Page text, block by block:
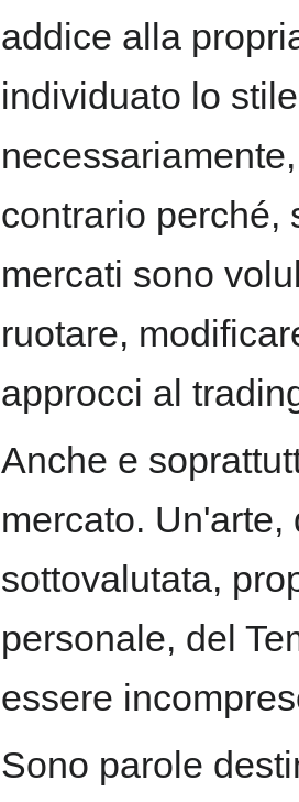
addice alla
individuato lo
contrario perché,
mercati sono
ruotare,
approcci al
Anche e
mercato.
sottovalutata,
personale, del
essere
Sono parole